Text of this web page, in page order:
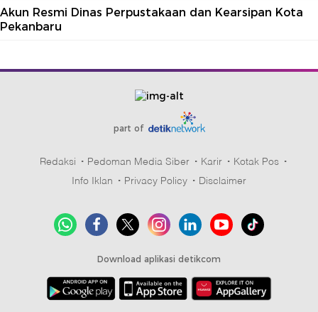
Akun Resmi Dinas Perpustakaan dan Kearsipan Kota
Pekanbaru
part of
Redaksi Pedoman Media Siber Karir
Kotak Pos
Info Iklan
Privacy Policy Disclaimer
Download aplikasi detikcom